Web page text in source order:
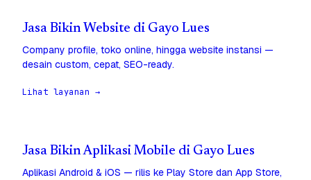
Jasa Bikin Website di Gayo Lues
Company profile, toko online, hingga website instansi —
desain custom, cepat, SEO-ready.
Lihat layanan →
Jasa Bikin Aplikasi Mobile di Gayo Lues
Aplikasi Android & iOS — rilis ke Play Store dan App Store,